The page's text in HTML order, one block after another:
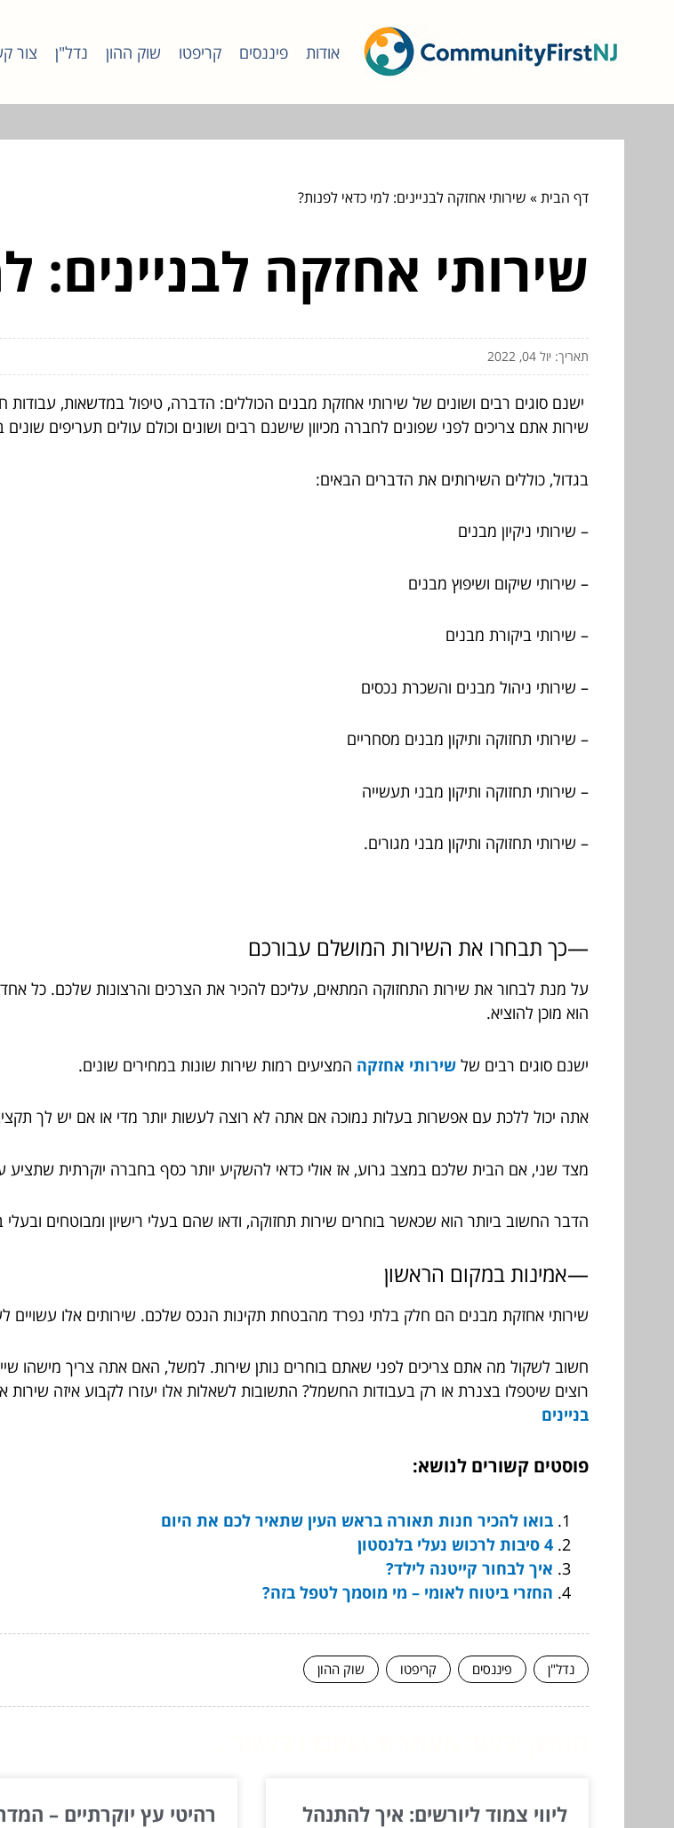
אודות פיננסים קריפטו שוק ההון נדל"ן צור
דף הבית» שירותי אחזקה לבניינים: למי כדאי לפנות?
שירותי אחזקה לבניינים:
תאריך: יול 04, 2022
ישנם סוגים רבים ושונים של שירותי אחזקת מבנים הכוללים: הדברה, טיפול במדשאות,
שירות אתם צריכים לפני שפונים לחברה מכיוון שישנם רבים ושונים וכולם עולים תעריפים
בגדול, כוללים השירותים את הדברים הבאים:
– שירותי ניקיון מבנים
– שירותי שיקום ושיפוץ מבנים
– שירותי ביקורת מבנים
– שירותי ניהול מבנים והשכרת נכסים
– שירותי תחזוקה ותיקון מבנים מסחריים
– שירותי תחזוקה ותיקון מבני תעשייה
– שירותי תחזוקה ותיקון מבני מגורים.
—כך תבחרו את השירות המושלם עבורכם
על מנת לבחור את שירות התחזוקה המתאים, עליכם להכיר את הצרכים והרצונות שלכם. כל
הוא מוכן להוציא.
ישנם סוגים רבים של שירותי אחזקה המציעים רמות שירות שונות במחירים שונים.
אתה יכול ללכת עם אפשרות בעלות נמוכה אם אתה לא רוצה לעשות יותר מדי או אם יש לך
מצד שני, אם הבית שלכם במצב גרוע, אז אולי כדאי להשקיע יותר כסף בחברה יוקרתית שתציע
הדבר החשוב ביותר הוא שכאשר בוחרים שירות תחזוקה, ודאו שהם בעלי רישיון ומבוטחים ובעלי
—אמינות במקום הראשון
שירותי אחזקת מבנים הם חלק בלתי נפרד מהבטחת תקינות הנכס שלכם. שירותים אלו עשויים
חשוב לשקול מה אתם צריכים לפני שאתם בוחרים נותן שירות. למשל, האם אתה צריך מישהו
רוצים שיטפלו בצנרת או רק בעבודות החשמל? התשובות לשאלות אלו יעזרו לקבוע איזה
בניינים
פוסטים קשורים לנושא:
בואו להכיר חנות תאורה בראש העין שתאיר לכם את היום
4 סיבות לרכוש נעלי בלנסטון
איך לבחור קייטנה לילד?
החזרי ביטוח לאומי – מי מוסמך לטפל בזה?
נדל"ן פיננסים קריפטו שוק ההון
ליווי צמוד ליורשים: איך להתנהל
רהיטי עץ יוקרתיים –